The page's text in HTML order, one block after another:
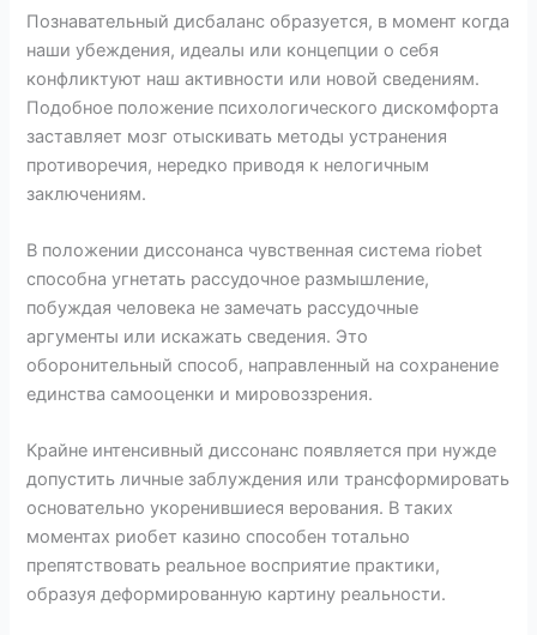
Познавательный дисбаланс образуется, в момент когда
наши убеждения, идеалы или концепции о себя
конфликтуют наш активности или новой сведениям.
Подобное положение психологического дискомфорта
заставляет мозг отыскивать методы устранения
противоречия, нередко приводя к нелогичным
заключениям.
В положении диссонанса чувственная система riobet
способна угнетать рассудочное размышление,
побуждая человека не замечать рассудочные
аргументы или искажать сведения. Это
оборонительный способ, направленный на сохранение
единства самооценки и мировоззрения.
Крайне интенсивный диссонанс появляется при нужде
допустить личные заблуждения или трансформировать
основательно укоренившиеся верования. В таких
моментах риобет казино способен тотально
препятствовать реальное восприятие практики,
образуя деформированную картину реальности.